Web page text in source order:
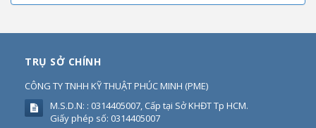
TRỤ SỞ CHÍNH
CÔNG TY TNHH KỸ THUẬT PHÚC MINH (PME)
M.S.D.N: : 0314405007, Cấp tại Sở KHĐT Tp HCM.
Giấy phép số: 0314405007